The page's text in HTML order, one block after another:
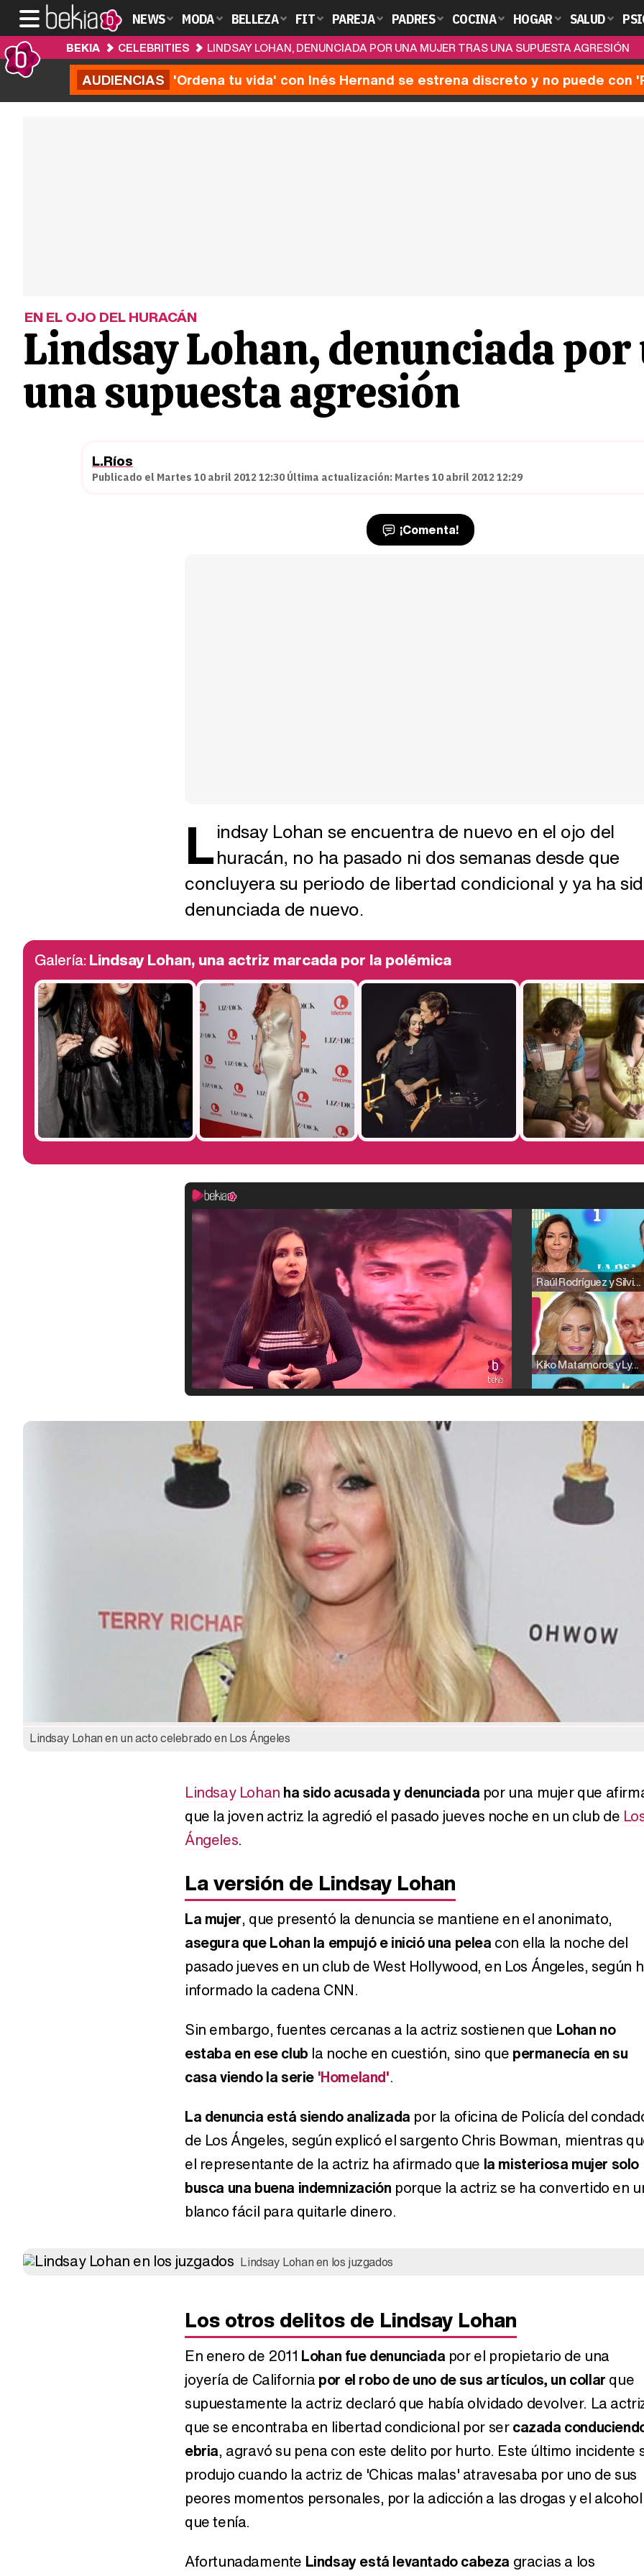
NEWS MODA BELLEZA FIT PAREJA PADRES COCINA HOGAR SALUD
BEKIA CELEBRITIES LINDSAY LOHAN, DENUNCIADA POR UNA MUJER TRAS UNA SUPUESTA AGRESIÓN
AUDIENCIAS 'Ordena tu vida' con Inés Hernand se estrena discreto y no puede con
EN EL OJO DEL HURACÁN
Lindsay Lohan, denunciada
una supuesta agresión
L.Ríos
Publicado el Martes 10 abril 2012 12:30 Última actualización: Martes 10 abril 2012 12:29
¡Comenta!
Lindsay Lohan se encuentra de nuevo en el ojo del
huracán, no ha pasado ni dos semanas desde que
concluyera su periodo de libertad condicional y ya ha
denunciada de nuevo.
Galería:Lindsay Lohan, una actriz marcada por la polémica
Raúl Rodríguez y Silvia Taulés nos cuentan su papel en 'La familia de la tele'
Kiko Matamoros y Lydia Lozano: "Nuestro público es de todas las edades y RTVE tiene un público muy pegado a las novelas, al que tenemos que captar"
Lindsay Lohan en un acto celebrado en Los Ángeles
Lindsay Lohan ha sido acusada y denunciada por una mujer que
que la joven actriz la agredió el pasado jueves noche en un club de
Ángeles.
La versión de Lindsay Lohan
La mujer, que presentó la denuncia se mantiene en el anonimato,
asegura que Lohan la empujó e inició una pelea con ella la noche del
pasado jueves en un club de West Hollywood, en Los Ángeles, según
informado la cadena CNN.
Sin embargo, fuentes cercanas a la actriz sostienen que Lohan no
estaba en ese club la noche en cuestión, sino que permanecía en su
casa viendo la serie 'Homeland'.
La denuncia está siendo analizada por la oficina de Policía del
de Los Ángeles, según explicó el sargento Chris Bowman, mientras
el representante de la actriz ha afirmado que la misteriosa mujer solo
busca una buena indemnización porque la actriz se ha convertido en
blanco fácil para quitarle dinero.
Lindsay Lohan en los juzgados
Los otros delitos de Lindsay Lohan
En enero de 2011 Lohan fue denunciada por el propietario de una
joyería de California por el robo de uno de sus artículos, un collar que
supuestamente la actriz declaró que había olvidado devolver. La
que se encontraba en libertad condicional por sercazada
ebria, agravó su pena con este delito por hurto. Este último incidente
produjo cuando la actriz de 'Chicas malas' atravesaba por uno de sus
peores momentos personales, por la adicción a las drogas y el alcohol
que tenía.
Afortunadamente Lindsay está levantado cabeza gracias a los